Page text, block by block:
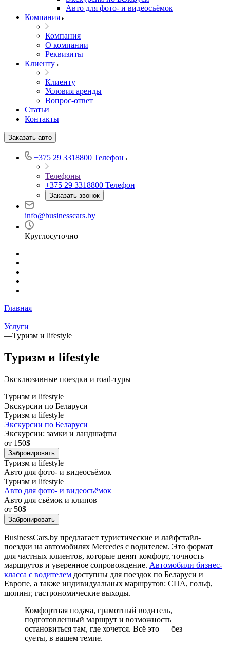
Авто для фото- и видеосъёмок
Компания
Компания
О компании
Реквизиты
Клиенту
Клиенту
Условия аренды
Вопрос-ответ
Статьи
Контакты
Заказать авто
+375 29 3318800 Телефон
Телефоны
+375 29 3318800 Телефон
Заказать звонок
info@businesscars.by
Круглосуточно
Главная
—
Услуги
—Туризм и lifestyle
Туризм и lifestyle
Эксклюзивные поездки и road-туры
Туризм и lifestyle
Экскурсии по Беларуси
Туризм и lifestyle
Экскурсии по Беларуси
Экскурсии: замки и ландшафты
от 150$
Забронировать
Туризм и lifestyle
Авто для фото- и видеосъёмок
Туризм и lifestyle
Авто для фото- и видеосъёмок
Авто для съёмок и клипов
от 50$
Забронировать
BusinessCars.by предлагает туристические и лайфстайл-
поездки на автомобилях Mercedes с водителем. Это формат
для частных клиентов, которые ценят комфорт, точность
маршрутов и уверенное сопровождение. Автомобили бизнес-
класса с водителем доступны для поездок по Беларуси и
Европе, а также индивидуальных маршрутов: СПА, гольф,
шопинг, гастрономические выходы.
Комфортная подача, грамотный водитель,
подготовленный маршрут и возможность
остановиться там, где хочется. Всё это — без
суеты, в вашем темпе.